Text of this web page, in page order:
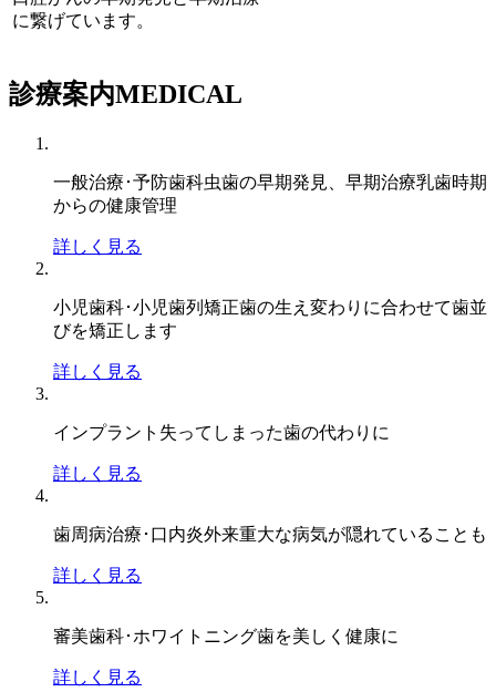
に繋げています。
診療案内MEDICAL
一般治療･予防歯科虫歯の早期発見、早期治療乳歯時期
からの健康管理
詳しく見る
小児歯科･小児歯列矯正歯の生え変わりに合わせて歯並
びを矯正します
詳しく見る
インプラント 失ってしまった歯の代わりに
詳しく見る
歯周病治療･口内炎外来重大な病気が隠れていることも
詳しく見る
審美歯科･ホワイトニング歯を美しく健康に
詳しく見る